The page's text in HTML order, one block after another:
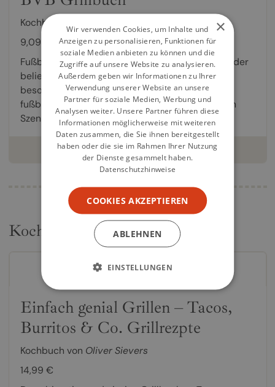
Kochbuch von
Oliver Sievers
9,09 €
Fußball und Grillen - zwei Leidenschaften, zwei der
beliebtesten Hobbys, vereint in einem ganz
besonderen Buch. Mit den party- und
fußballfiebertauglichen Rezepten, im BVB-Stil in
Szene gesetzt und...
weiterlesen
Kochbücher
Einfach genial Grillen – Tacos,
Burritos & Co. Grillrezpte
Kochbuch von Oliver Sievers
14,99 €
×
Wir verwenden Cookies, um Inhalte und
Anzeigen zu personalisieren, Funktionen für
soziale Medien anbieten zu können und die
Zugriffe auf unsere Website zu analysieren.
Außerdem geben wir Informationen zu Ihrer
Verwendung unserer Website an unsere
Partner für soziale Medien, Werbung und
Analysen weiter. Unsere Partner führen diese
Informationen möglicherweise mit weiteren
Daten zusammen, die Sie ihnen bereitgestellt
haben oder die sie im Rahmen Ihrer Nutzung
der Dienste gesammelt haben.
Datenschutzhinweise
COOKIES AKZEPTIEREN
ABLEHNEN
EINSTELLUNGEN